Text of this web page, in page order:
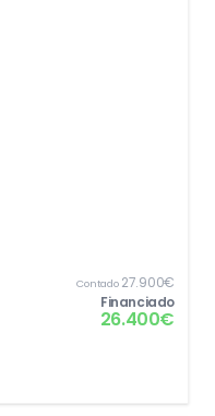
Contado27.900€
Financiado
26.400€